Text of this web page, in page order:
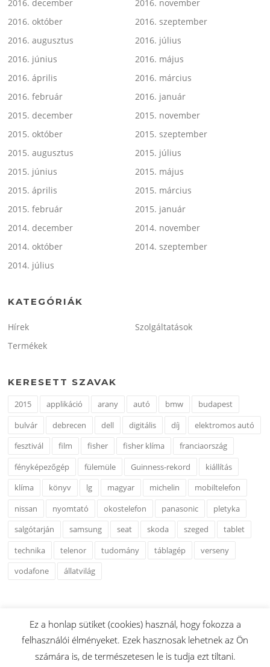
2016. december
2016. november
2016. október
2016. szeptember
2016. augusztus
2016. július
2016. június
2016. május
2016. április
2016. március
2016. február
2016. január
2015. december
2015. november
2015. október
2015. szeptember
2015. augusztus
2015. július
2015. június
2015. május
2015. április
2015. március
2015. február
2015. január
2014. december
2014. november
2014. október
2014. szeptember
2014. július
KATEGÓRIÁK
Hírek
Szolgáltatások
Termékek
KERESETT SZAVAK
2015 applikáció arany autó bmw
budapest
bulvár
debrecen dell digitális díj
elektromos autó
fesztivál
film fisher fisher klíma
franciaország
fényképezőgép
fülemüle Guinness-rekord
kiállítás
klíma
könyv lg magyar michelin
mobiltelefon
nissan
nyomtató okostelefon panasonic
pletyka
salgótarján
samsung seat skoda szeged
tablet
technika
telenor tudomány táblagép
verseny
vodafone
állatvilág
Copyright © 2026 www.esshu.hu. Minden Jog Fenntartva.
Ez a honlap sütiket (cookies) használ, hogy fokozza a
felhasználói élményeket. Ezek hasznosak lehetnek az Ön
számára is, de természetesen le is tudja ezt tiltani.